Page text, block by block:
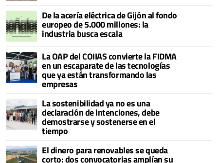
De la acería eléctrica de Gijón al fondo
europeo de 5.000 millones: la
industria busca escala
La OAP del COIIAS convierte la FIDMA
en un escaparate de las tecnologías
que ya están transformando las
empresas
La sostenibilidad ya no es una
declaración de intenciones, debe
demostrarse y sostenerse en el
tiempo
El dinero para renovables se queda
corto: dos convocatorias amplían su